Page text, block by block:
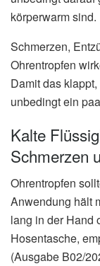
körperwarm sind.
Schmerzen,
Ohrentropfen
Damit das
unbedingt ein
Kalte
Schmerzen
Ohrentropfen
Anwendung hält
lang in der Hand
Hosentasche,
(Ausgabe B02/